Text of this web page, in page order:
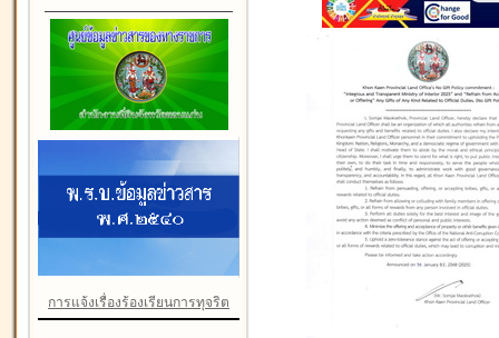
การแจ้งเรื่องร้องเรียนการทุจริต